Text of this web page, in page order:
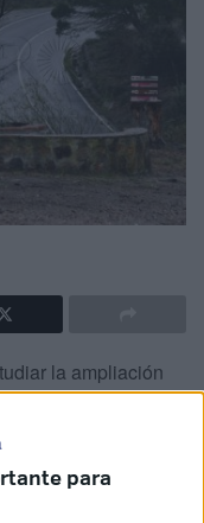
para
la ampliación
para
La propuesta
finalidad de